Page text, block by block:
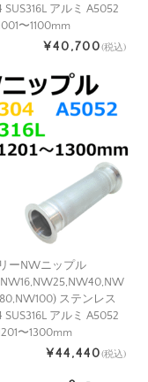
SUS316L アルミ A5052
〜1100mm
¥40,700(税込)
ーNWニップル
ステンレス
SUS316L アルミ A5052
〜1300mm
¥44,440(税込)